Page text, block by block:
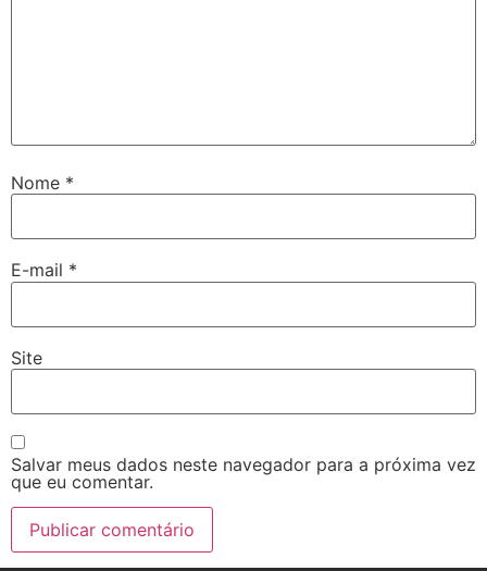
Nome *
E-mail *
Site
Salvar meus dados neste navegador para a próxima vez
que eu comentar.